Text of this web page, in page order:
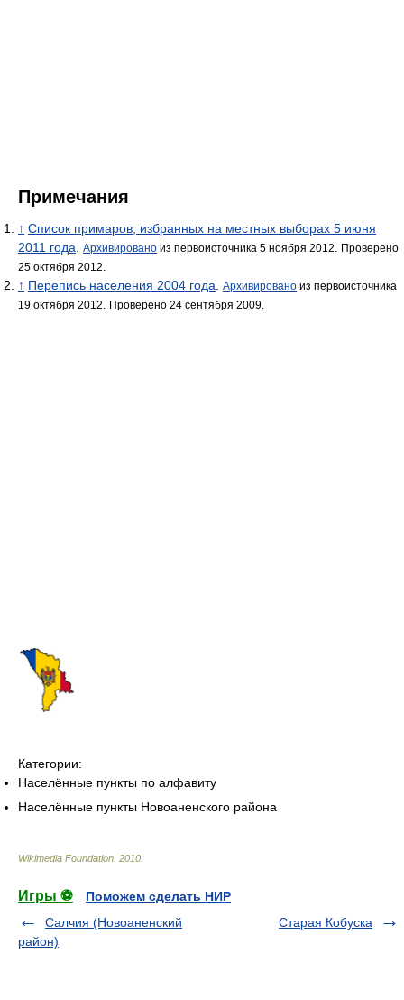
Примечания
↑ Список примаров, избранных на местных выборах 5 июня
2011 года
Архивировано из первоисточника 5 ноября 2012.
Проверено
25 октября 2012.
↑ Перепись населения 2004 года Архивировано из первоисточника
19 октября 2012.
Проверено 24 сентября 2009.
Категории:
Населённые пункты по алфавиту
Населённые пункты Новоаненского района
Wikimedia Foundation 2010
Игры ⚽
Поможем сделать НИР
Салчия (Новоаненский
район)
Старая Кобуска